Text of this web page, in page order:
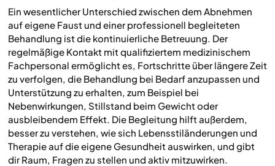
Ein wesentlicher Unterschied zwischen dem Abnehmen
auf eigene Faust und einer professionell begleiteten
Behandlung ist die kontinuierliche Betreuung. Der
regelmäßige Kontakt mit qualifiziertem medizinischem
Fachpersonal ermöglicht es, Fortschritte über längere Zeit
zu verfolgen, die Behandlung bei Bedarf anzupassen und
Unterstützung zu erhalten, zum Beispiel bei
Nebenwirkungen, Stillstand beim Gewicht oder
ausbleibendem Effekt. Die Begleitung hilft außerdem,
besser zu verstehen, wie sich Lebensstiländerungen und
Therapie auf die eigene Gesundheit auswirken, und gibt
dir Raum, Fragen zu stellen und aktiv mitzuwirken.